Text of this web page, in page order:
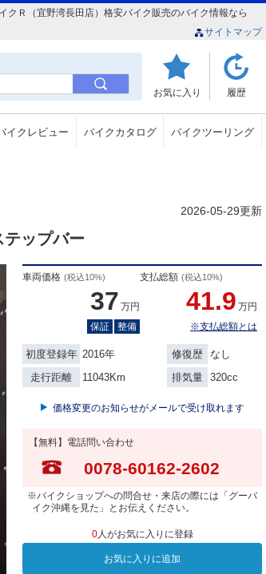
Ｒ（宜野湾長田店）格安バイク販売のバイク情報なら
サイトマップ
お気に入り 履歴
イクレビュー バイクカタログ バイクツーリング
2026-05-29更新
ップバー
車両価格 (税込10%)
37 万円
保証
整備
支払総額 (税込10%)
41.9 万円
※支払総額とは
初度登録年 2016年 修復歴
なし
走行距離
11043Km 排気量 320cc
価格変更のお知らせがメールで受け取れます
【無料】電話問い合わせ
0078-60162-2602
※バイクショップへの問合せ・来店の際には「グーバ
イク沖縄を見た」とお伝えください。
0人がお気に入りに登録
お気に入りに追加